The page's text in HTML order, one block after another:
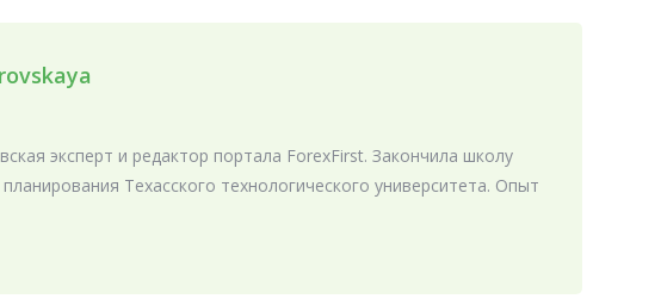
эксперт и редактор портала ForexFirst. Закончила школу
Техасского технологического университета. Опыт